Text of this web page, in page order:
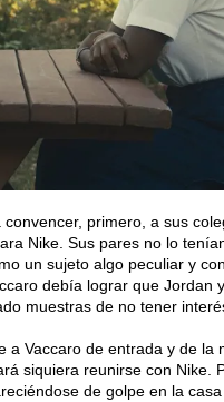
primero, a sus
Nike. Sus pares no lo
un sujeto algo peculiar y
debía lograr que Jordan
muestras de no tener
a Vaccaro de entrada y de la
siquiera reunirse con Nike.
de golpe en la